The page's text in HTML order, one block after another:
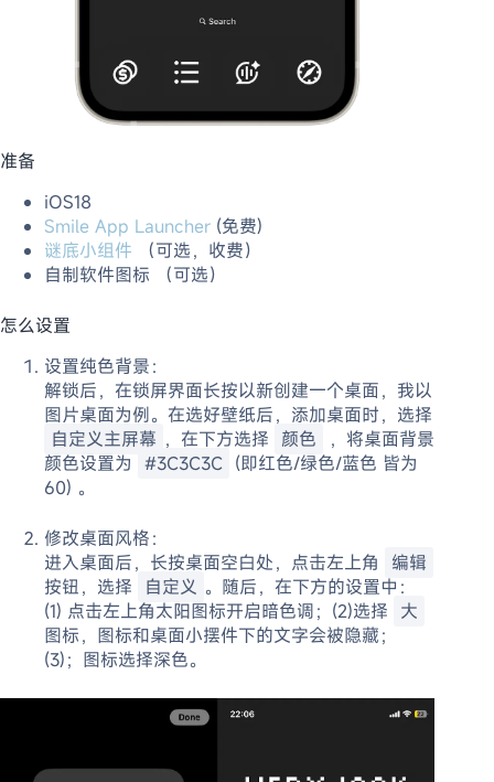
准备
iOS18
Smile App Launcher (免费)
谜底小组件 （可选，收费）
自制软件图标 （可选）
怎么设置
设置纯色背景：
解锁后，在锁屏界面长按以新创建一个桌面，我以
图片桌面为例。在选好壁纸后，添加桌面时，选择
自定义主屏幕 ，在下方选择 颜色
，将桌面背景
颜色设置为 #3C3C3C (即红色/绿色/蓝色 皆为
60) 。
修改桌面风格：
进入桌面后，长按桌面空白处，点击左上角
编辑
按钮，选择
自定义 。随后，在下方的设置中：
(1) 点击左上角太阳图标开启暗色调；(2)选择 大
图标，图标和桌面小摆件下的文字会被隐藏；
(3)；图标选择深色。